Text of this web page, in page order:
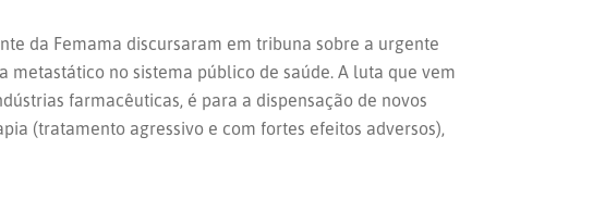
da Femama discursaram em tribuna sobre a urgente
no sistema público de saúde. A luta que vem
farmacêuticas, é para a dispensação de novos
(tratamento agressivo e com fortes efeitos adversos),